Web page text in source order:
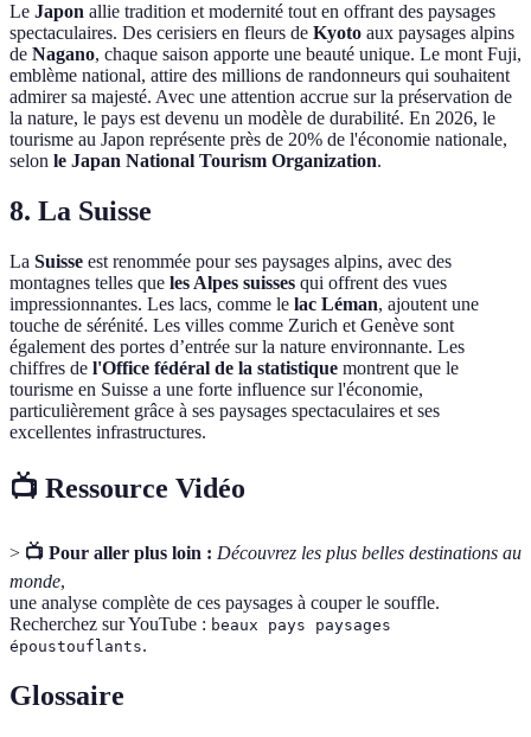
Le Japon allie tradition et modernité tout en offrant des paysages
spectaculaires. Des cerisiers en fleurs de Kyoto aux paysages alpins
de Nagano, chaque saison apporte une beauté unique. Le mont Fuji,
emblème national, attire des millions de randonneurs qui souhaitent
admirer sa majesté. Avec une attention accrue sur la préservation de
la nature, le pays est devenu un modèle de durabilité. En 2026, le
tourisme au Japon représente près de 20% de l'économie nationale,
selon le Japan National Tourism Organization.
8. La Suisse
La Suisse est renommée pour ses paysages alpins, avec des
montagnes telles que les Alpes suisses qui offrent des vues
impressionnantes. Les lacs, comme le lac Léman, ajoutent une
touche de sérénité. Les villes comme Zurich et Genève sont
également des portes d’entrée sur la nature environnante. Les
chiffres de l'Office fédéral de la statistique montrent que le
tourisme en Suisse a une forte influence sur l'économie,
particulièrement grâce à ses paysages spectaculaires et ses
excellentes infrastructures.
📺 Ressource Vidéo
> 📺 Pour aller plus loin : Découvrez les plus belles destinations au
monde,
une analyse complète de ces paysages à couper le souffle.
Recherchez sur YouTube : beaux pays paysages
époustouflants.
Glossaire